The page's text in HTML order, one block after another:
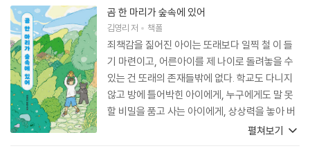
곰 한 마리가 숲속에 있어
김영리저 책폴
죄책감을 짊어진 아이는 또래보다 일찍 철 이 들
기 마련이고, 어른아이를 제 나이로 돌려놓을 수
있는 건 또래의 존재들밖에 없다. 학교도 다니지
않고 방에 틀어박힌 아이에게, 누구에게도 말 못
할 비밀을 품고 사는 아이에게, 상상력을 놓아 버
린 아이에겐 어른이 아닌 친구가 필요하다. 은호
펼쳐보기